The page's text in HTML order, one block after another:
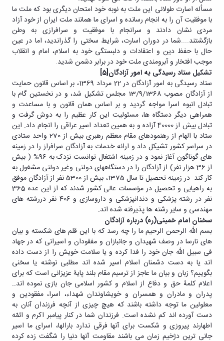
مسأله اسارت طولانی این ملت به نوبه خود امتحان دیگری بود که ملت ما
با موفقیت آن را به انجام رسانده و اسرای ما همانند ملت ایران از خود آزاد
مردی نشان دادند و سرانجام با موفقیت و سرافرازی به وطن
بازگشتند....شما در دوران اسارت، شرایط سختی را گذراندید، اما در عین
حال با حفظ دین و اعتقادات و دلبستگی خود به اسلام، امام و انقلاب
موجب افتخار و آبرومندی ملت خود در برابر دشمن شدید.
تشکیل ستاد رسیدگی به امور آزادگان[5]
ستاد رسیدگی به امور آزادگان در 22 مرداد 1369، بر اساس قانون حمایت
از آزادگان مصوب 13/9/1368 مجلس تشکیل شد، و در نخستین گام با
تبادل انبوه اسرا مواجه گردید و بر اساس همان قانون و با مساعدت و
همراهی دیگر دستگاه ها، مسئولیت این کار عظیم را به دوش گرفت و
تبادل بیش از 40000 آزاده و به همین تعداد اسیر عراقی را انجام داد. این
ستاد با الهام از رهنمودهای مقام معظم رهبری بیش از 270 واحد ستادی
در سراسر کشور تشیکل داد و ارائه خدمات به آزادگان سرافراز را در زمینه
های گوناگون آغاز نمود و در زمینه اشتغال توانست نزدک به 96% ( بیش
از 36 هزار نفر) از آزادگان را در دستگاههای دولتی وغیر دولتی مشغول به
کار کند. در زمینه تحصیل تا سال 1375، بیش از 5300 نفر از آزادگان موفق
به راهیابی و تحصیل در مؤسسات عالی کشور شدند که از این عده 365
نفر در رشته پزشکی و دندانپزشکی و داروسازی و 406 نفر دررشته های
مهندسی و سایر رشته ها پذیرفته شده اند.
سخنان امام خمینی(ره) درباره آزادگان
بسم الله الرحمن الرحیم ما را چه رسد که با این قلم های شکسته و بیان
های نارسا در وصف شهیدان و جانبازان و مفقودان و اسیرانی که در جهاد
فی سبیل الله جان خود را فدا کرده و یا سلامت خویش را از دست داده
اند یا به دست دشمنان اسلام اسیر شده اند مطلبی نوشته یا سخنی
بگوییم؟ زبان و بیان ما عاجز از ترسیم مقام بلند پایۀ عزیزانی است که برای
اعلام کلمۀ حق و دفاع از اسلام و کشور اسلامی جان بازی نموده اند..
پدران و مادران و همسران و خویشاوندان شهداء، اسرا، مفقودین و
معلولین ما توجه داشته باشند که هیچ چیزی از آنچه فرزندان آنان به
دست آورده اند کم نشده است. فرزندان شما در کنار پیامبر اکرم و ائمّه
اطهارند پیروزی و شکست برای آنها فرقی ندارد بارالها، اسرای ما اسیر
جانی ترین دژخیم زمان می باشند مقاومت آنها دنیا را شگفت زده کرده